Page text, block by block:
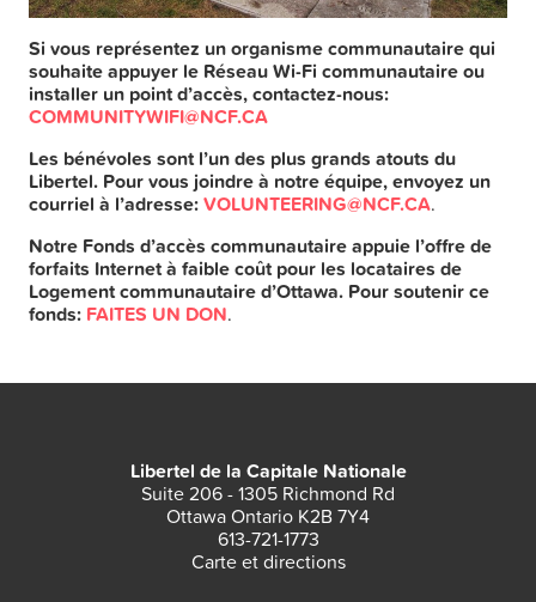
Si vous représentez un organisme communautaire qui
souhaite appuyer le Réseau Wi-Fi communautaire ou
installer un point d’accès, contactez-nous:
COMMUNITYWIFI@NCF.CA
Les bénévoles sont l’un des plus grands atouts du
Libertel. Pour vous joindre à notre équipe, envoyez un
courriel à l’adresse:VOLUNTEERING@NCF.CA.
Notre Fonds d’accès communautaire appuie l’offre de
forfaits Internet à faible coût pour les locataires de
Logement communautaire d’Ottawa. Pour soutenir ce
fonds: FAITES UN DON.
Libertel de la Capitale Nationale
Suite 206 - 1305 Richmond Rd
Ottawa Ontario K2B 7Y4
613-721-1773
Carte et directions